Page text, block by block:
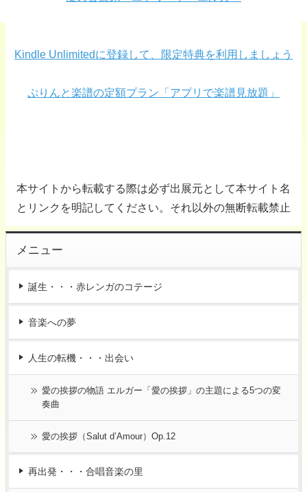
Kindle Unlimitedに登録して、限定特典を利用しましょう
ぷりんと楽譜の定額プラン「アプリで楽譜見放題」
本サイトから転載する際は必ず出展元として本サイト名
とリンクを明記してください。それ以外の無断転載禁止
メニュー
誕生・・・赤レンガのコテージ
音楽への夢
人生の転機・・・出会い
愛の挨拶の物語 エルガー「愛の挨拶」の主題による5つの変
奏曲
愛の挨拶（Salut d’Amour）Op.12
再出発・・・合唱音楽の里